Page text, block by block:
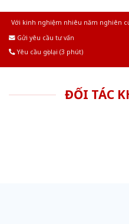
Với kinh nghiệm nhiêu năm nghiên
Gửi yêu cầu tư vấn
Yêu cầu gọi lại (3 phút)
ĐỐI TÁC